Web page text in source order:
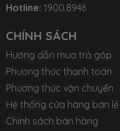
Hotline: 1900.8946
CHÍNH SÁCH
Hướng dẫn mua trả góp
Phương thức thanh toán
Phương thức vận chuyển
Hệ thống cửa hàng bán lẻ
Chính sách bán hàng